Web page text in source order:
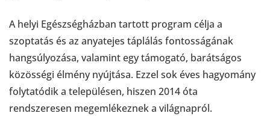
A helyi Egészségházban tartott program célja a
szoptatás és az anyatejes táplálás fontosságának
hangsúlyozása, valamint egy támogató, barátságos
közösségi élmény nyújtása. Ezzel sok éves hagyomány
folytatódik a településen, hiszen 2014 óta
rendszeresen megemlékeznek a világnapról.